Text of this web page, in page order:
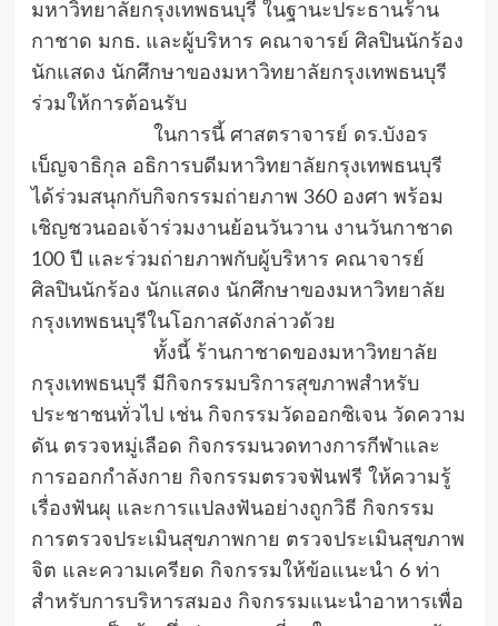
มหาวิทยาลัยกรุงเทพธนบุรี ในฐานะประธานร้าน
กาชาด มกธ. และผู้บริหาร คณาจารย์ ศิลปินนักร้อง
นักแสดง นักศึกษาของมหาวิทยาลัยกรุงเทพธนบุรี
ร่วมให้การต้อนรับ
ในการนี้ ศาสตราจารย์ ดร.บังอร
เบ็ญจาธิกุล อธิการบดีมหาวิทยาลัยกรุงเทพธนบุรี
ได้ร่วมสนุกกับกิจกรรมถ่ายภาพ 360 องศา พร้อม
เชิญชวนออเจ้าร่วมงานย้อนวันวาน งานวันกาชาด
100 ปี และร่วมถ่ายภาพกับผู้บริหาร คณาจารย์
ศิลปินนักร้อง นักแสดง นักศึกษาของมหาวิทยาลัย
กรุงเทพธนบุรีในโอกาสดังกล่าวด้วย
ทั้งนี้ ร้านกาชาดของมหาวิทยาลัย
กรุงเทพธนบุรี มีกิจกรรมบริการสุขภาพสำหรับ
ประชาชนทั่วไป เช่น กิจกรรมวัดออกซิเจน วัดความ
ดัน ตรวจหมู่เลือด กิจกรรมนวดทางการกีฬาและ
การออกกำลังกาย กิจกรรมตรวจฟันฟรี ให้ความรู้
เรื่องฟันผุ และการแปลงฟันอย่างถูกวิธี กิจกรรม
การตรวจประเมินสุขภาพกาย ตรวจประเมินสุขภาพ
จิต และความเครียด กิจกรรมให้ข้อแนะนำ 6 ท่า
สำหรับการบริหารสมอง กิจกรรมแนะนำอาหารเพื่อ